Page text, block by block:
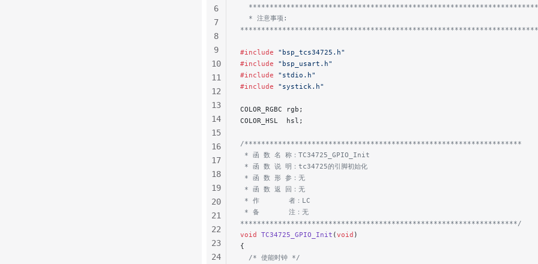
  * 注意事项:
#include "bsp_tcs34725.h"
#include "bsp_usart.h"
#include "stdio.h"
#include "systick.h"
COLOR_RGBC rgb;
COLOR_HSL  hsl;
/******************************************************************
* 函 数 名 称：TC34725_GPIO_Init
* 函 数 说 明：tc34725的引脚初始化
* 函 数 形 参：无
* 函 数 返 回：无
* 作       者：LC
* 备       注：无
******************************************************************/
void
TC34725_GPIO_Init (void )
{
  /* 使能时钟 */
6
7
8
9
10
11
12
13
14
15
16
17
18
19
20
21
22
23
24